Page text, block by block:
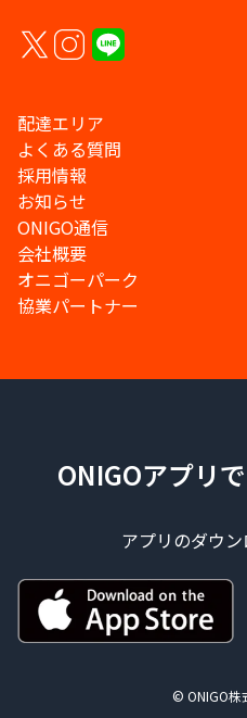
配達エリア
よくある質問
採用情報
お知らせ
ONIGO通信
会社概要
オニゴーパーク
協業パートナー
ONIGOアプリ
アプリのダウ
© ONIGO株